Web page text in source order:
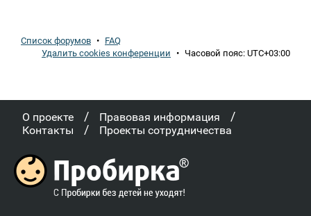
Список форумов • FAQ
Удалить cookies конференции • Часовой пояс: UTC+03:00
О проекте / Правовая информация /
Контакты / Проекты сотрудничества